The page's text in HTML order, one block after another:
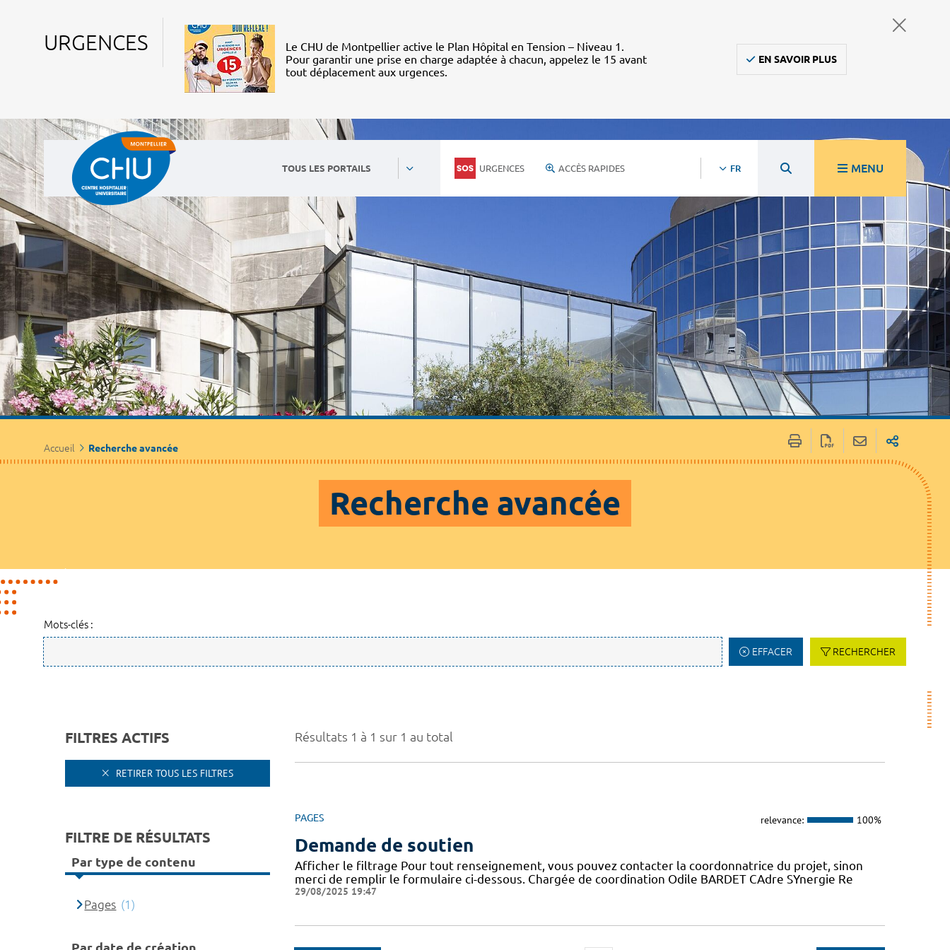
URGENCES
Le CHU de Montpellier active le Plan Hôpital en Tension – Niveau 1.
Pour garantir une prise en charge adaptée à chacun, appelez le 15 avant
tout déplacement aux urgences.
EN SAVOIR PLUS
TOUS LES PORTAILS URGENCES ACCÈS RAPIDES FR MENU
Accueil Recherche avancée
Recherche avancée
Mots-clés :
EFFACER RECHERCHER
Résultats 1 à 1 sur 1 au total
PAGES relevance: 100%
Demande de soutien
Afficher le filtrage Pour tout renseignement, vous pouvez contacter la coordonnatrice du projet, sinon
merci de remplir le formulaire ci-dessous. Chargée de coordination Odile BARDET CAdre SYnergie Re
29/08/2025 19:47
FILTRES ACTIFS
RETIRER TOUS LES FILTRES
FILTRE DE RÉSULTATS
Par type de contenu
Pages (1)